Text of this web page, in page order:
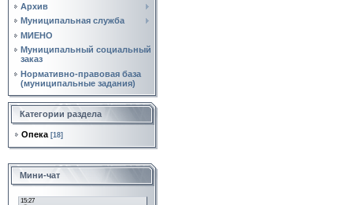
Архив
Муниципальная служба
МИЕНО
Муниципальный социальный
заказ
Нормативно‑правовая база
(муниципальные задания)
Категории раздела
Опека [18]
Мини-чат